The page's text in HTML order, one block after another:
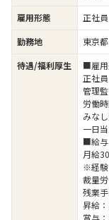
雇用形態
正社員
勤務地
東京
待遇/福利厚生
■雇
正社員
管理
労働
みな
一日
■給与
月給
※経験
裁量
残業
昇給
賞与